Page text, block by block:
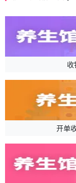
开单